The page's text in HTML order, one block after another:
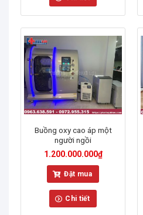
Buồng oxy cao áp một
người ngồi
1.200.000.000₫
Đặt mua
Chi tiết